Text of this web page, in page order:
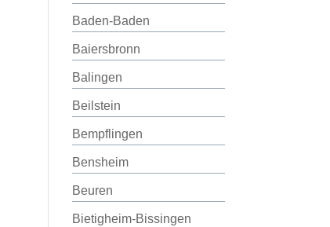
Baden-Baden
Baiersbronn
Balingen
Beilstein
Bempflingen
Bensheim
Beuren
Bietigheim-Bissingen